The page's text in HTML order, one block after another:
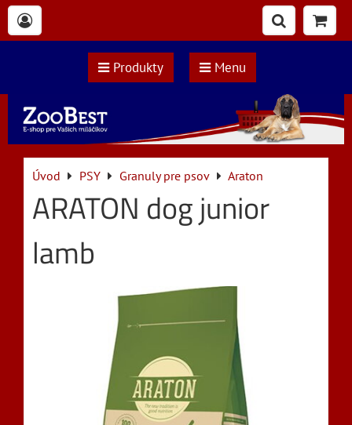
Produkty Menu
Úvod PSY Granuly pre psov Araton
ARATON dog junior
lamb